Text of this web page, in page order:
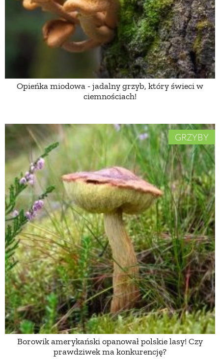
Opieńka miodowa - jadalny grzyb, który świeci w
ciemnościach!
GRZYBY
Borowik amerykański opanował polskie lasy! Czy
prawdziwek ma konkurencję?